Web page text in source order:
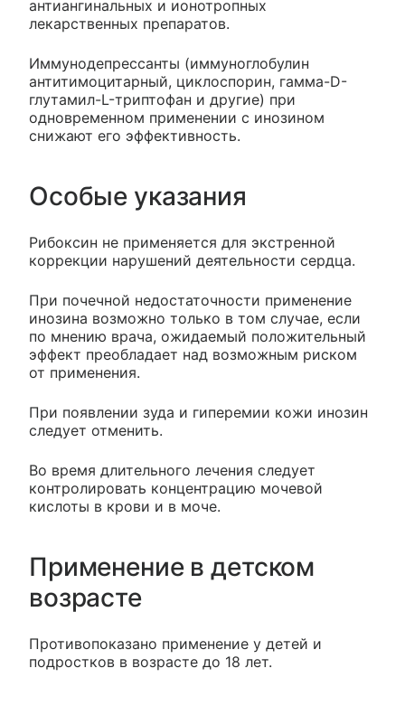
антиангинальных и ионотропных
лекарственных препаратов.
Иммунодепрессанты (иммуноглобулин
антитимоцитарный, циклоспорин, гамма-D-
глутамил-L-триптофан и другие) при
одновременном применении с инозином
снижают его эффективность.
Особые указания
Рибоксин не применяется для экстренной
коррекции нарушений деятельности сердца.
При почечной недостаточности применение
инозина возможно только в том случае, если
по мнению врача, ожидаемый положительный
эффект преобладает над возможным риском
от применения.
При появлении зуда и гиперемии кожи инозин
следует отменить.
Во время длительного лечения следует
контролировать концентрацию мочевой
кислоты в крови и в моче.
Применение в детском
возрасте
Противопоказано применение у детей и
подростков в возрасте до 18 лет.